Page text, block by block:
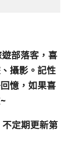
部落客， 喜
攝影。 記性
憶， 如果喜
~
不定期更新第